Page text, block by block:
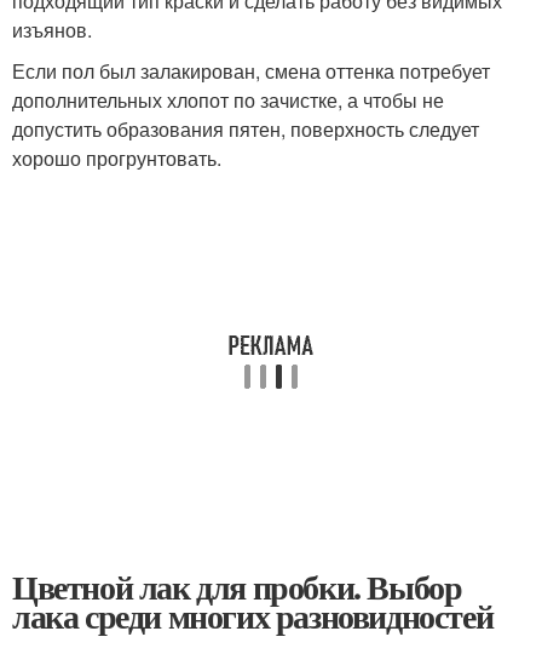
изъянов.
Если пол был залакирован, смена оттенка потребует
дополнительных хлопот по зачистке, а чтобы не
допустить образования пятен, поверхность следует
хорошо прогрунтовать.
Цветной лак для пробки. Выбор
лака среди многих разновидностей